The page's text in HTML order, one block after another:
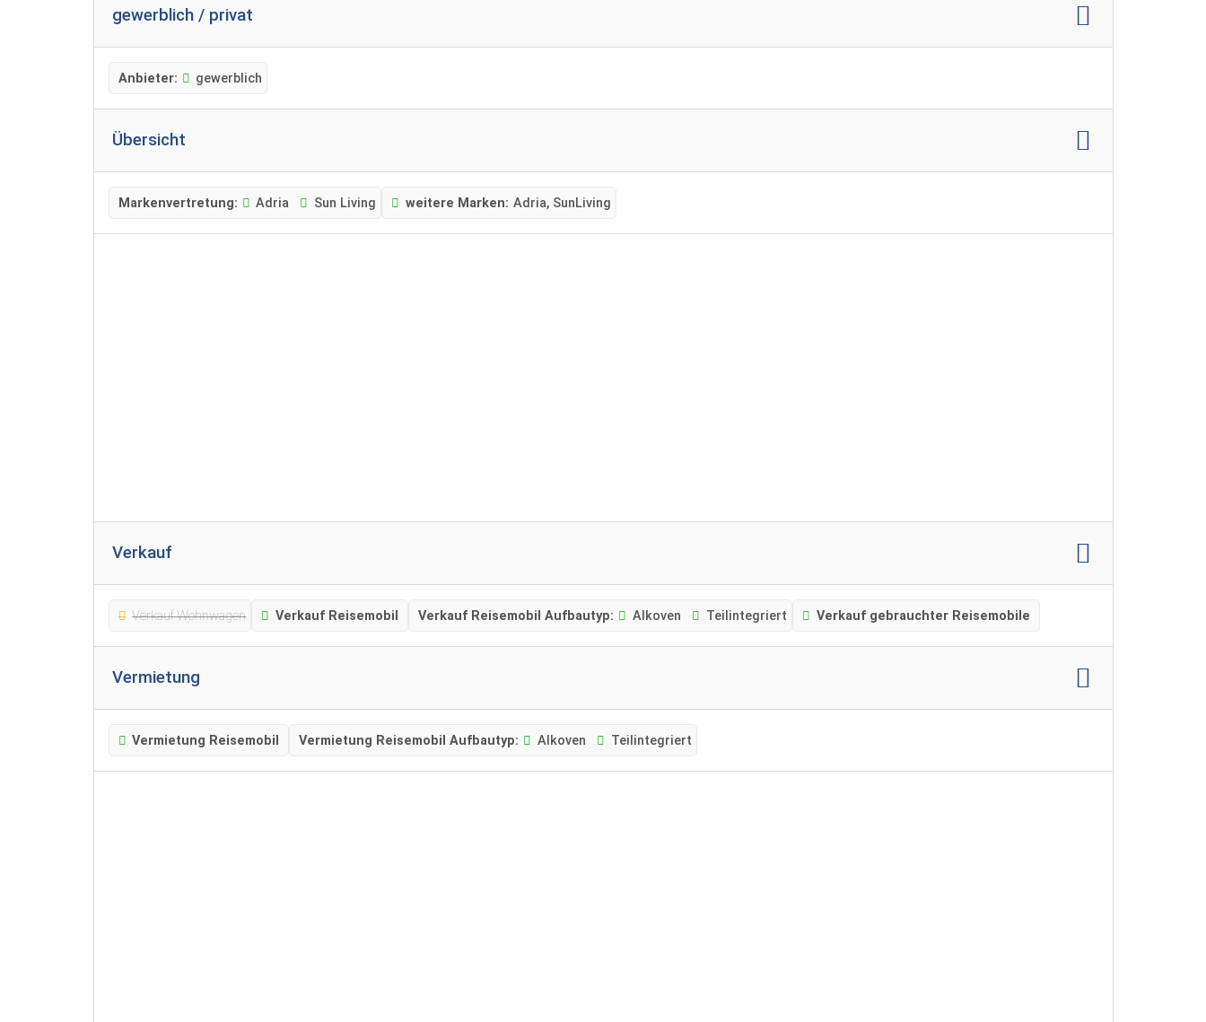
gewerblich / privat
Anbieter: gewerblich
Übersicht
Markenvertretung: Adria Sun Living weitere Marken: Adria, SunLiving
Verkauf
Verkauf Wohnwagen Verkauf Reisemobil Verkauf Reisemobil Aufbautyp: Alkoven Teilintegriert Verkauf gebrauchter Reisemobile
Vermietung
Vermietung Reisemobil Vermietung Reisemobil Aufbautyp: Alkoven Teilintegriert